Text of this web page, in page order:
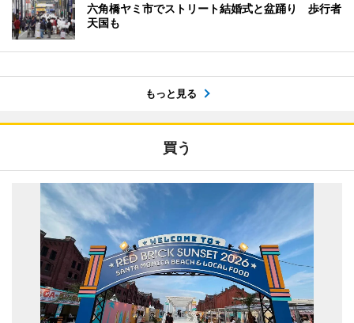
六角橋ヤミ市でストリート結婚式と盆踊り 歩行者
天国も
もっと見る
買う